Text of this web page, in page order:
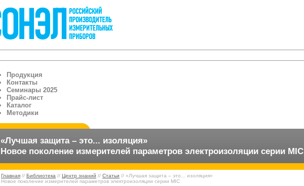
Продукция
Контакты
Семинары 2025
Прайс-лист
Каталог
Методики
«Лучшая защита – это... изоляция»
Новое поколение измерителей параметров электроизоляции серии MIC
Главная // Библиотека // Центр знаний // Статьи // «Лучшая защита – это... изоляция»
Новое поколение измерителей параметров электроизоляции серии MIC